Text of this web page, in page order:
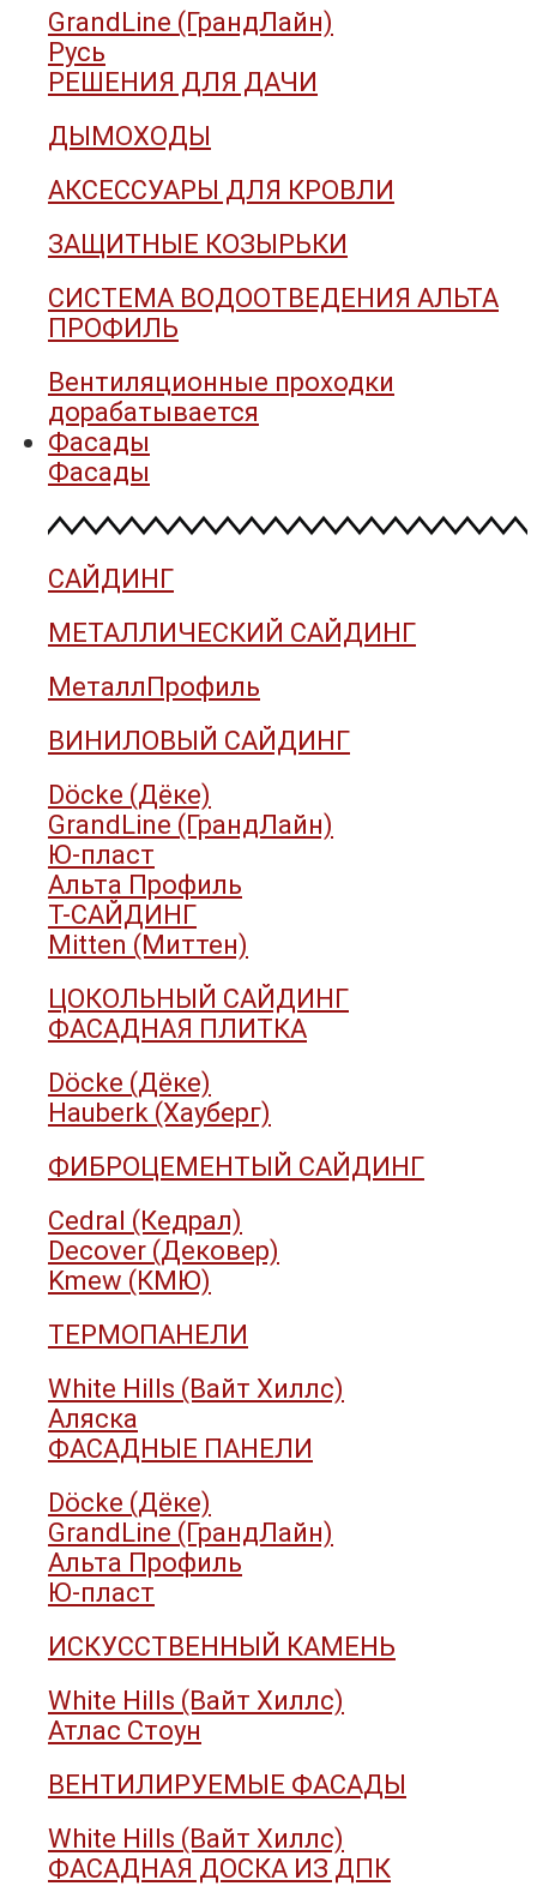
GrandLine (ГрандЛайн)
Русь
РЕШЕНИЯ ДЛЯ ДАЧИ
ДЫМОХОДЫ
АКСЕССУАРЫ ДЛЯ КРОВЛИ
ЗАЩИТНЫЕ КОЗЫРЬКИ
СИСТЕМА ВОДООТВЕДЕНИЯ АЛЬТА
ПРОФИЛЬ
Вентиляционные проходки
дорабатывается
Фасады
Фасады
САЙДИНГ
МЕТАЛЛИЧЕСКИЙ САЙДИНГ
МеталлПрофиль
ВИНИЛОВЫЙ САЙДИНГ
Döcke (Дёке)
GrandLine (ГрандЛайн)
Ю-пласт
Альта Профиль
Т-САЙДИНГ
Mitten (Миттен)
ЦОКОЛЬНЫЙ САЙДИНГ
ФАСАДНАЯ ПЛИТКА
Döcke (Дёке)
Hauberk (Хауберг)
ФИБРОЦЕМЕНТЫЙ САЙДИНГ
Cedral (Кедрал)
Decover (Дековер)
Kmew (КМЮ)
ТЕРМОПАНЕЛИ
White Hills (Вайт Хиллс)
Аляска
ФАСАДНЫЕ ПАНЕЛИ
Döcke (Дёке)
GrandLine (ГрандЛайн)
Альта Профиль
Ю-пласт
ИСКУССТВЕННЫЙ КАМЕНЬ
White Hills (Вайт Хиллс)
Атлас Стоун
ВЕНТИЛИРУЕМЫЕ ФАСАДЫ
White Hills (Вайт Хиллс)
ФАСАДНАЯ ДОСКА ИЗ ДПК